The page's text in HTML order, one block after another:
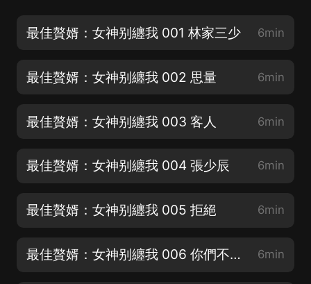
最佳贅婿：女神别纏我 001 林家三少 6min
最佳贅婿：女神别纏我 002 思量 6min
最佳贅婿：女神别纏我 003 客人 6min
最佳贅婿：女神别纏我 004 張少辰 6min
最佳贅婿：女神别纏我 005 拒絕 6min
最佳贅婿：女神别纏我 006 你們不配為人父母 6min